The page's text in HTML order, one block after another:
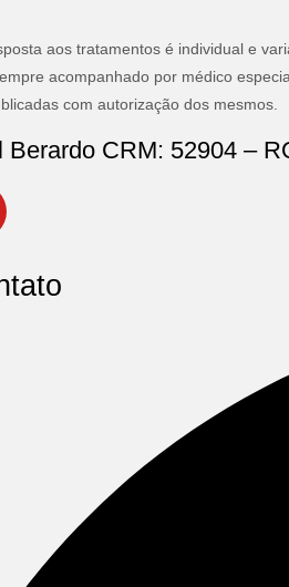
aos tratamentos é individual e
acompanhado por médico
com autorização dos mesmos.
Berardo CRM: 52904 –